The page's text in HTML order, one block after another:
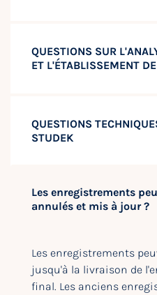
QUESTIONS SUR
ET L'ÉTABLISSEMENT
QUESTIONS
STUDEK
Les enregistrements
annulés et mis à jour ?
Les enregistrements
jusqu'à la livraison de
final. Les anciens